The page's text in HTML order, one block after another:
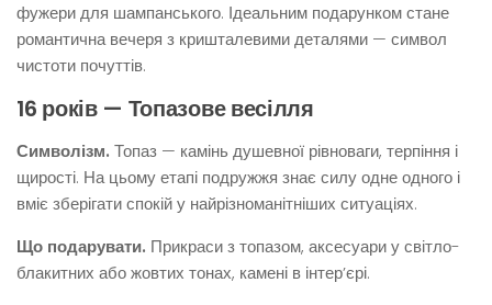
фужери для шампанського. Ідеальним подарунком стане
романтична вечеря з кришталевими деталями — символ
чистоти почуттів.
16 років — Топазове весілля
Символізм. Топаз — камінь душевної рівноваги, терпіння і
щирості. На цьому етапі подружжя знає силу одне одного і
вміє зберігати спокій у найрізноманітніших ситуаціях.
Що подарувати. Прикраси з топазом, аксесуари у світло-
блакитних або жовтих тонах, камені в інтер’єрі.